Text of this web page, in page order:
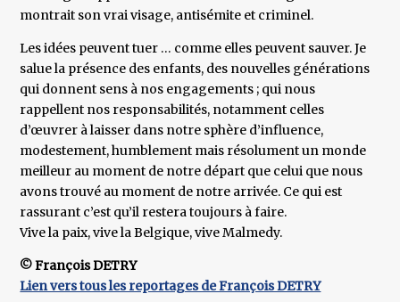
montrait son vrai visage, antisémite et criminel.
Les idées peuvent tuer … comme elles peuvent sauver. Je
salue la présence des enfants, des nouvelles générations
qui donnent sens à nos engagements ; qui nous
rappellent nos responsabilités, notamment celles
d’œuvrer à laisser dans notre sphère d’influence,
modestement, humblement mais résolument un monde
meilleur au moment de notre départ que celui que nous
avons trouvé au moment de notre arrivée. Ce qui est
rassurant c’est qu’il restera toujours à faire.
Vive la paix, vive la Belgique, vive Malmedy.
© François DETRY
Lien vers tous les reportages de François DETRY